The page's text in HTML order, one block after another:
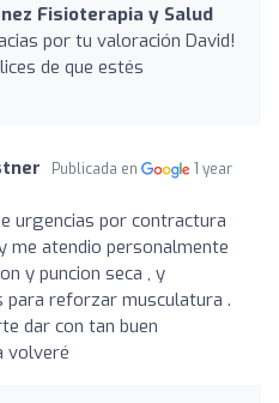
Fisioterapia y Salud
por tu valoración David!
de que estés
Publicada en
1 year
urgencias por contractura
me atendio personalmente
y puncion seca , y
para reforzar musculatura .
dar con tan buen
volveré